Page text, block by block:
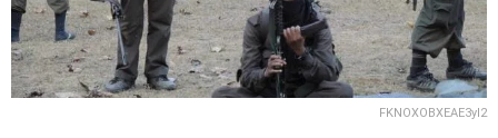
FKNOXOBXEAE3yI2